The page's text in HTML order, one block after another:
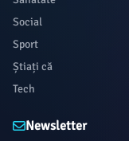
Social
Sport
Știați că
Tech
Newsletter